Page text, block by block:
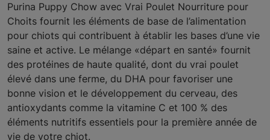
Purina Puppy Chow avec Vrai Poulet Nourriture pour
Choits fournit les éléments de base de l’alimentation
pour chiots qui contribuent à établir les bases d’une vie
saine et active. Le mélange «départ en santé» fournit
des protéines de haute qualité, dont du vrai poulet
élevé dans une ferme, du DHA pour favoriser une
bonne vision et le développement du cerveau, des
antioxydants comme la vitamine C et 100 % des
éléments nutritifs essentiels pour la première année de
vie de votre chiot.